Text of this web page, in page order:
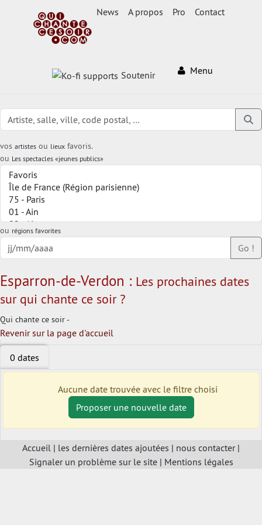
News A propos Pro Contact
Soutenir Menu
vos artistes ou lieux favoris.
ou Les spectacles «jeunes publics»
ou régions favorites
Go !
Esparron-de-Verdon : Les prochaines dates
sur qui chante ce soir ?
Qui chante ce soir -
Revenir sur la page d'accueil
0 dates
Aucune date trouvée avec le filtre choisi
Proposer une nouvelle date
Accueil | les dernières dates ajoutées | nous contacter|
Signaler un problème sur le site| Mentions légales